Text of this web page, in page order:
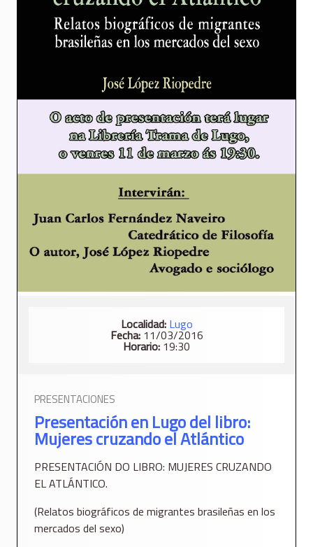
Localidad: Lugo
Fecha:11/03/2016
Horario: 19:30
PRESENTACIONES
Presentación en Lugo del libro:
Mujeres cruzando el Atlántico
PRESENTACIÓN DO LIBRO: MUJERES CRUZANDO
EL ATLÁNTICO.
(Relatos biográficos de migrantes brasileñas en los
mercados del sexo)